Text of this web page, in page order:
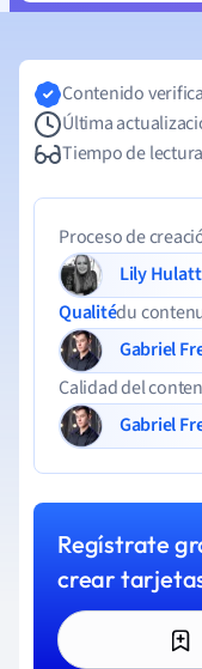
Contenido
Última
Tiempo de
Proceso de
Lily Hulatt
Qualitédu
Gabriel
Calidad del
Gabriel
Regístrate
crear